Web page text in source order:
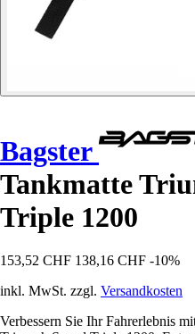
Bagster
Tankmatte
Triple 1200
153,52 CHF 138,16 CHF -10%
inkl. MwSt. zzgl. Versandkosten
Verbessern Sie Ihr Fahrerlebnis